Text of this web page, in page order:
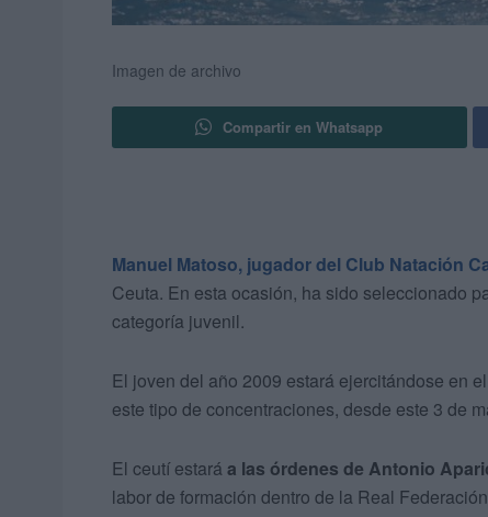
Imagen de archivo
Compartir en Whatsapp
Manuel Matoso, jugador del Club Natación
Ceuta. En esta ocasión, ha sido seleccionado
categoría juvenil.
El joven del año 2009 estará ejercitándose en el
este tipo de concentraciones, desde este 3 de
El ceutí estará a las órdenes de Antonio
labor de formación dentro de la Real